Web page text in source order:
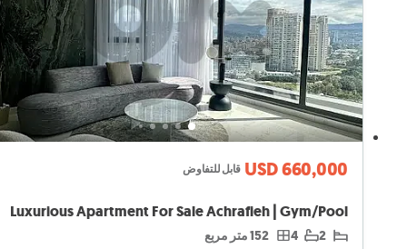
USD 660,000 قابل للتفاوض
Luxurious Apartment For Sale Achrafieh | Gym/Pool
2
4 152 متر مربع